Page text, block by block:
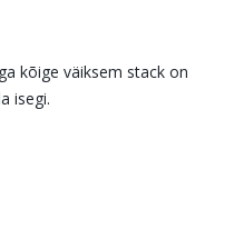
kõige väiksem stack on
isegi.